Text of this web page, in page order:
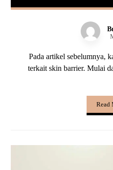
Pada artikel sebelumnya,
terkait skin barrier. Mulai
Read